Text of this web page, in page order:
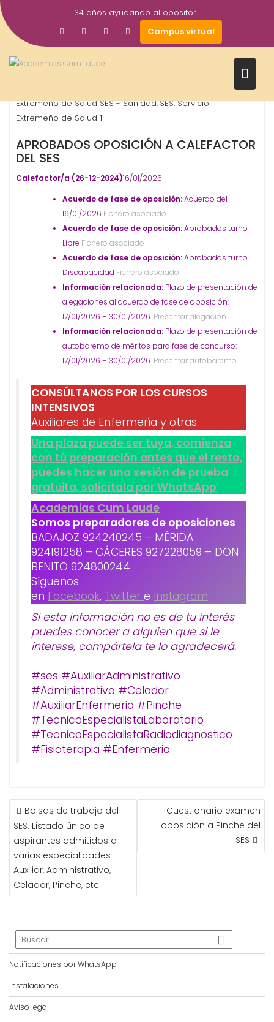
Saltar
al
contenido
34 años ayudando al opositor.
Campus virtual
Ene
2026
Gestor AcademiasCumLaude
Extremeño de Salud SES - Sanidad,SES. Servicio
Extremeño de Salud 1
APROBADOS OPOSICIÓN A CALEFACTOR
DEL SES
Calefactor/a (26-12-2024)16/01/2026
Acuerdo de fase de oposición:Acuerdo del
16/01/2026 Fichero asociado
Acuerdo de fase de oposición:Aprobados turno
Libre Fichero asociado
Acuerdo de fase de oposición:Aprobados turno
Discapacidad Fichero asociado
Información relacionada: Plazo de presentación de
alegaciones al acuerdo de fase de oposición:
17/01/2026 – 30/01/2026. Presentar alegación
Información relacionada: Plazo de presentación de
autobaremo de méritos para fase de concurso:
17/01/2026 – 30/01/2026. Presentar autobaremo
CONSÚLTANOS POR LOS CURSOS
INTENSIVOS
Auxiliares de Enfermería y otras.
Una plaza puede ser tuya, comienza
con tú preparación antes que el resto,
puedes hacer una sesión de prueba
gratuita, solicítala por WhatsApp
Academias Cum Laude
Somos preparadores de oposiciones
BADAJOZ 924240245 – MÉRIDA
924191258 – CÁCERES 927228059 – DON
BENITO 924800244
Síguenos
en Facebook, Twitter e Instagram
Si esta información no es de tu interés
puedes conocer a alguien que si le
interese, compártela te lo agradecerá.
#ses #AuxiliarAdministrativo
#Administrativo #Celador
#AuxiliarEnfermeria #Pinche
#TecnicoEspecialistaLaboratorio
#TecnicoEspecialistaRadiodiagnostico
#Fisioterapia #Enfermeria
NAVEGACIÓN
DE
ENTRADAS
Bolsas de trabajo del
SES. Listado único de
aspirantes admitidos a
varias especialidades
Auxiliar, Administrativo,
Celador, Pinche, etc
Cuestionario examen
oposición a Pinche del
SES
Notificaciones por WhatsApp
Instalaciones
Aviso legal